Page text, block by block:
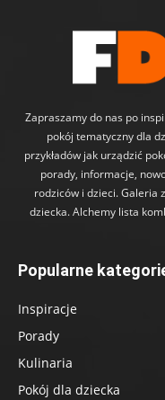
Zapraszamy do nas po
pokój tematyczny dla
przykładów jak urządzić
porady, informacje,
rodziców i dzieci. Galeria
dziecka. Alchemy lista
Popularne
Inspiracje
Porady
Kulinaria
Pokój dla dziecka